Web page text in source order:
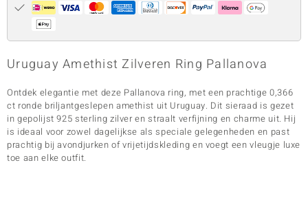
Uruguay Amethist Zilveren Ring Pallanova
Ontdek elegantie met deze Pallanova ring, met een prachtige 0,366
ct ronde briljantgeslepen amethist uit Uruguay. Dit sieraad is gezet
in gepolijst 925 sterling zilver en straalt verfijning en charme uit. Hij
is ideaal voor zowel dagelijkse als speciale gelegenheden en past
prachtig bij avondjurken of vrijetijdskleding en voegt een vleugje luxe
toe aan elke outfit.